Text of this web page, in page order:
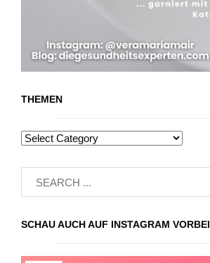
THEMEN
SCHAU AUCH AUF INSTAGRAM VORBEI